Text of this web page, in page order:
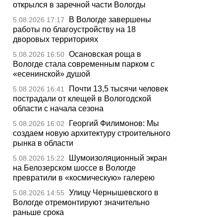
открылся в заречной части Вологды
5.08.2026 17:17
В Вологде завершены
работы по благоустройству на 18
дворовых территориях
5.08.2026 16:50 Осановская роща в
Вологде стала современным парком с
«есенинской» душой
5.08.2026 16:41
Почти 13,5 тысячи человек
пострадали от клещей в Вологодской
области с начала сезона
5.08.2026 16:02
Георгий Филимонов: Мы
создаем новую архитектуру строительного
рынка в области
5.08.2026 15:22
Шумоизоляционный экран
на Белозерском шоссе в Вологде
превратили в «космическую» галерею
5.08.2026 14:55
Улицу Чернышевского в
Вологде отремонтируют значительно
раньше срока